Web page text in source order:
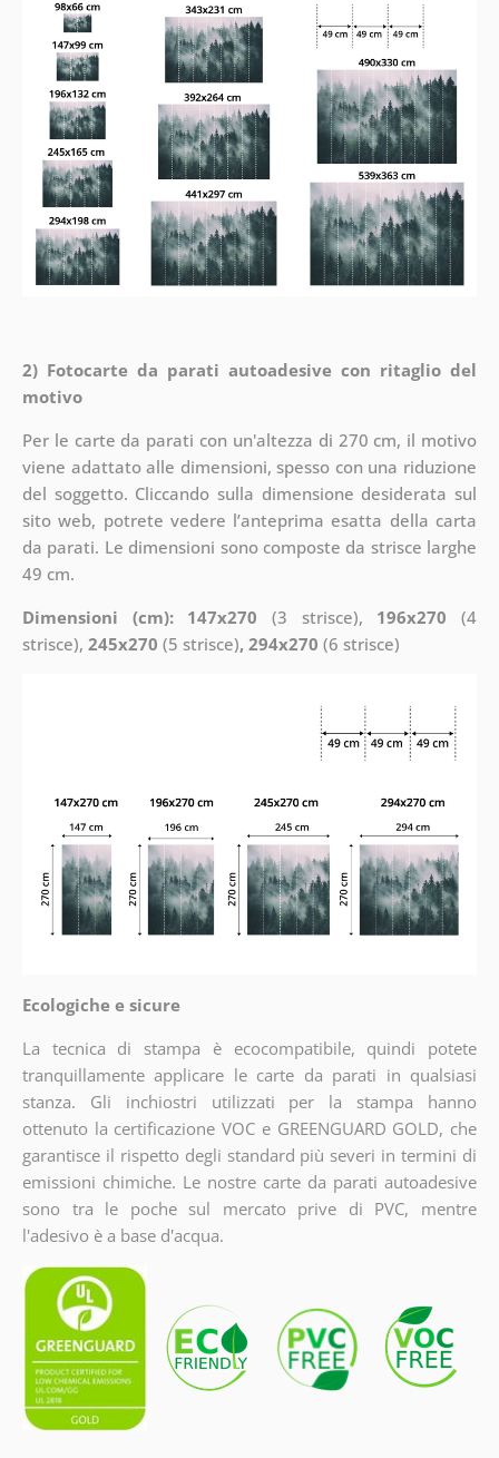
2) Fotocarte da parati autoadesive con ritaglio del
motivo
Per le carte da parati con un'altezza di 270 cm, il motivo
viene adattato alle dimensioni, spesso con una riduzione
del soggetto. Cliccando sulla dimensione desiderata sul
sito web, potrete vedere l’anteprima esatta della carta
da parati. Le dimensioni sono composte da strisce larghe
49 cm.
Dimensioni (cm): 147x270 (3 strisce), 196x270 (4
strisce), 245x270 (5 strisce), 294x270 (6 strisce)
Ecologiche e sicure
La tecnica di stampa è ecocompatibile, quindi potete
tranquillamente applicare le carte da parati in qualsiasi
stanza. Gli inchiostri utilizzati per la stampa hanno
ottenuto la certificazione VOC e GREENGUARD GOLD, che
garantisce il rispetto degli standard più severi in termini di
emissioni chimiche. Le nostre carte da parati autoadesive
sono tra le poche sul mercato prive di PVC, mentre
l'adesivo è a base d'acqua.